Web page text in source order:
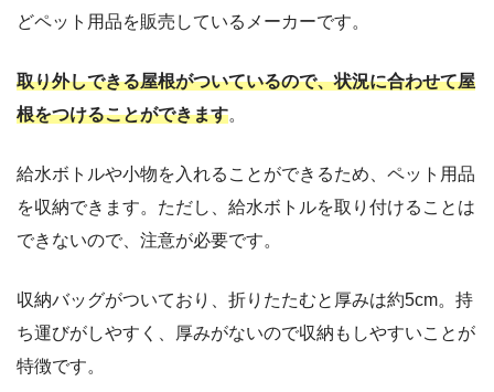
どペット用品を販売しているメーカーです。
取り外しできる屋根がついているので、状況に合わせて屋
根をつけることができます。
給水ボトルや小物を入れることができるため、ペット用品
を収納できます。ただし、給水ボトルを取り付けることは
できないので、注意が必要です。
収納バッグがついており、折りたたむと厚みは約5cm。持
ち運びがしやすく、厚みがないので収納もしやすいことが
特徴です。